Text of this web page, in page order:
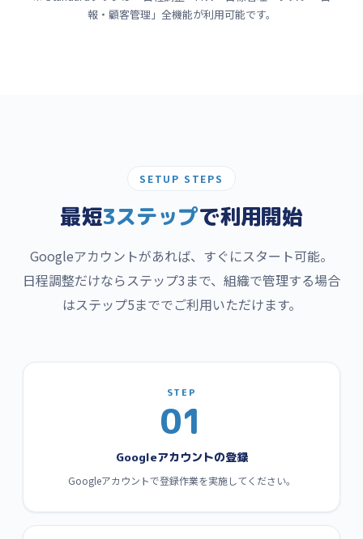
報・顧客管理」全機能が利用可能です。
SETUP STEPS
最短3ステップで利用開始
Googleアカウントがあれば、すぐにスタート可能。
日程調整だけならステップ3まで、組織で管理する場合
はステップ5まででご利用いただけます。
STEP
01
Googleアカウントの登録
Googleアカウントで登録作業を実施してください。